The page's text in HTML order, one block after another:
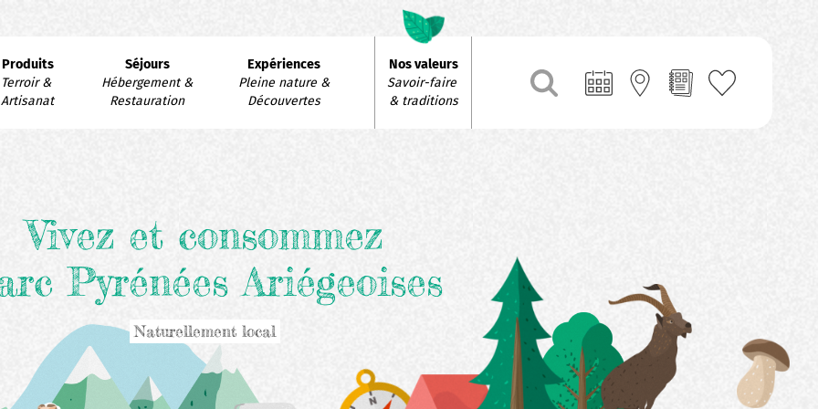
Navigation
principale
Produits
Terroir &
Artisanat
Séjours
Hébergement &
Restauration
Expériences
Pleine nature &
Découvertes
Nos valeurs
Savoir-faire
& traditions
Vivez et consommez
Pyrénées Ariégeoises
Naturellement local